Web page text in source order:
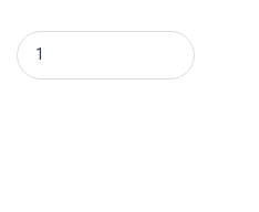
GDX QPG120 Parabolik Gridli